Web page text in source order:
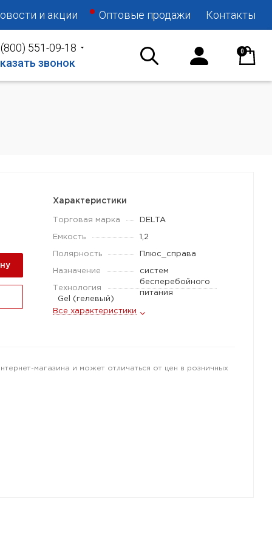
и акции Оптовые продажи Контакты
551-09-18
звонок
0
Характеристики
Торговая марка DELTA
Емкость 1,2
Полярность Плюс_справа
Назначение
систем
бесперебойного
питания
Технология
Gel (гелевый)
Все характеристики
магазина и может отличаться от цен в розничных